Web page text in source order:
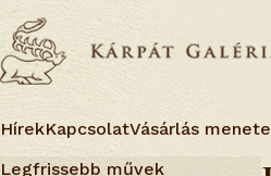
HírekKapcsolatVásárlás menete
Legfrissebb művek